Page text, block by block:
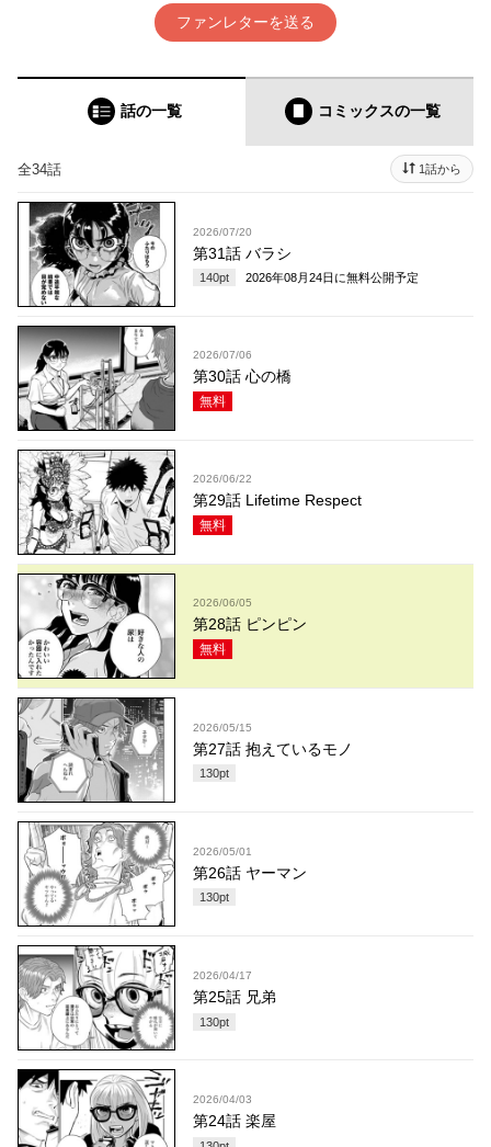
ファンレターを送る
話の一覧 コミックスの一覧
全34話 1話から
2026/07/20
第31話 バラシ
140pt 2026年08月24日 に無料公開予定
2026/07/06
第30話 心の橋
無料
2026/06/22
第29話 Lifetime Respect
無料
2026/06/05
第28話 ピンピン
無料
2026/05/15
第27話 抱えているモノ
130pt
2026/05/01
第26話 ヤーマン
130pt
2026/04/17
第25話 兄弟
130pt
2026/04/03
第24話 楽屋